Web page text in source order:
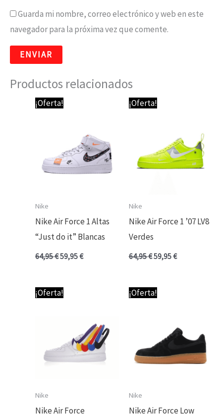
Guarda mi nombre, correo electrónico y web en este
navegador para la próxima vez que comente.
Productos relacionados
¡Oferta!
Nike
Nike Air Force 1 Altas
“Just do it” Blancas
64,95€
El
precio
64,95 €.
59,95€
59,95 €.
¡Oferta!
Nike
Nike Air Force 1 ’07 LV8
Verdes
64,95€
El
precio
64,95 €.
59,95€
59,95 €.
¡Oferta!
Nike
Nike Air Force
El
precio
59,95 €.
¡Oferta!
Nike
Nike Air Force Low
El
precio
64,95 €.59,95 €.